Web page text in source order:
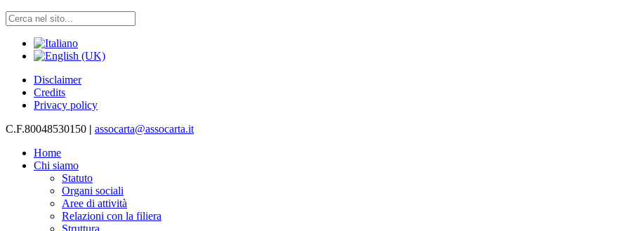
Disclaimer
Credits
Privacy policy
C.F.80048530150 | assocarta@assocarta.it
Home
Chi siamo
Statuto
Organi sociali
Aree di attività
Relazioni con la filiera
Struttura